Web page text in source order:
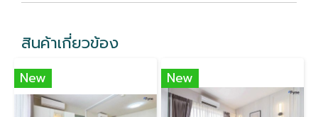
สินค้าเกี่ยวข้อง
New New